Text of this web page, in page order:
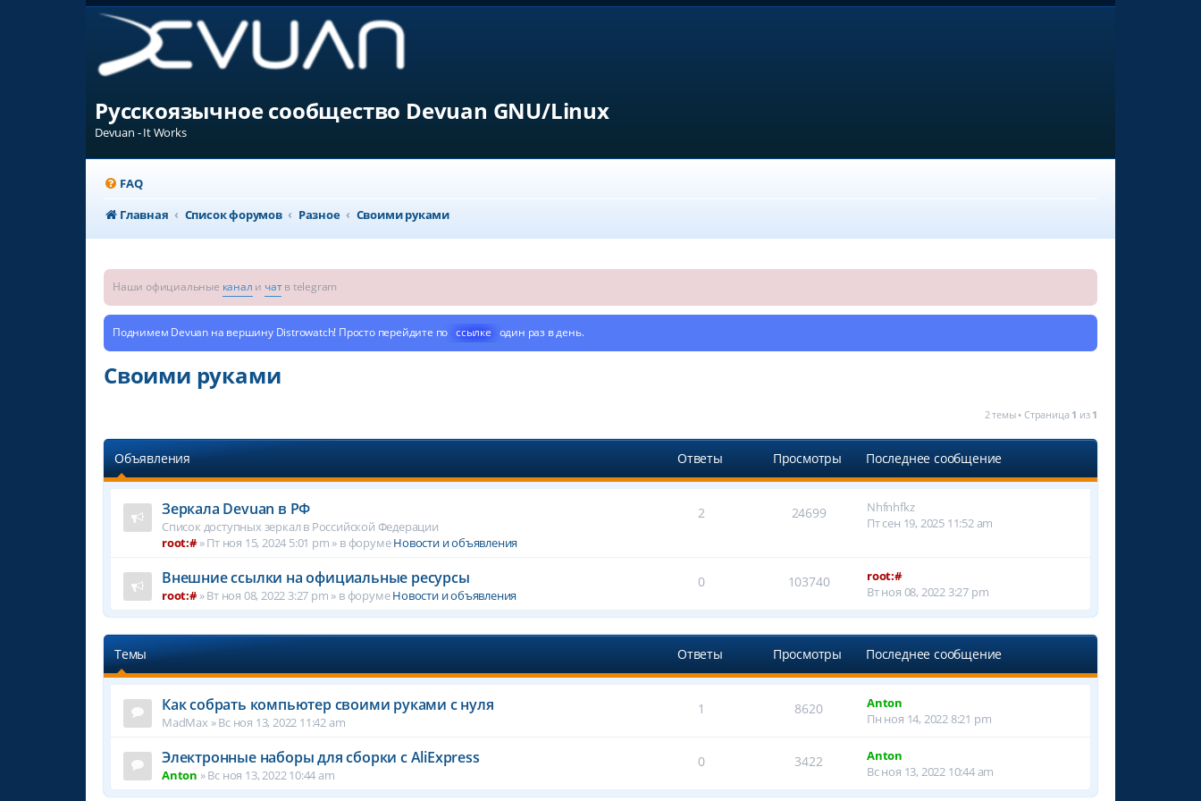
Русскоязычное сообщество Devuan GNU/Linux
Devuan - It Works
FAQ
Главная
Список форумов Разное Своими руками
Наши официальные канал и чатв telegram
Поднимем Devuan на вершину Distrowatch! Просто перейдите по ссылке один раз в день.
Своими руками
2 темы • Страница 1 из 1
Объявления Ответы Просмотры Последнее сообщение
Зеркала Devuan в РФ
Список доступных зеркал в Российской Федерации
root:#»Пт ноя 15, 2024 5:01 pm » в форумеНовости и объявления
2 24699
Nhfnhfkz
Пт сен 19, 2025 11:52 am
Внешние ссылки на официальные ресурсы
root:#»Вт ноя 08, 2022 3:27 pm » в форумеНовости и объявления
0 103740
root:#
Вт ноя 08, 2022 3:27 pm
Темы Ответы Просмотры Последнее сообщение
Как собрать компьютер своими руками с нуля
MadMax »Вс ноя 13, 2022 11:42 am
1 8620
Anton
Пн ноя 14, 2022 8:21 pm
Электронные наборы для сборки с AliExpress
Anton »Вс ноя 13, 2022 10:44 am
0 3422
Anton
Вс ноя 13, 2022 10:44 am